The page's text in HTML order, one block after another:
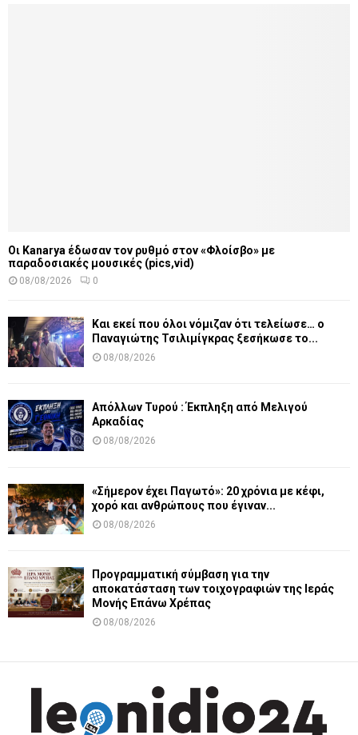
Οι Kanarya έδωσαν τον ρυθμό στον «Φλοίσβο» με
παραδοσιακές μουσικές (pics,vid)
08/08/2026 0
Και εκεί που όλοι νόμιζαν ότι τελείωσε… ο
Παναγιώτης Τσιλιμίγκρας ξεσήκωσε το...
08/08/2026
Απόλλων Τυρού : Έκπληξη από Μελιγού
Αρκαδίας
08/08/2026
«Σήμερον έχει Παγωτό»: 20 χρόνια με κέφι,
χορό και ανθρώπους που έγιναν...
08/08/2026
Προγραμματική σύμβαση για την
αποκατάσταση των τοιχογραφιών της Ιεράς
Μονής Επάνω Χρέπας
08/08/2026